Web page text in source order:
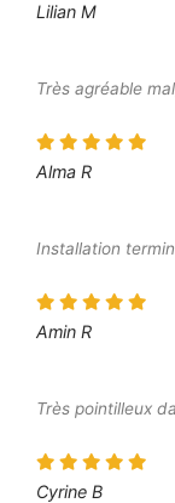
Lilian M
Très agréable
Alma R
Installation
Amin R
Très pointilleux
Cyrine B